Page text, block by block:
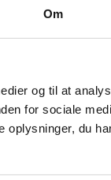
Om
og til at
for sociale
oplysninger, du
med
som